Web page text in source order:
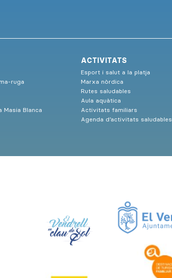
ruga
Masia Blanca
ACTIVITATS
Esport i salut a la platja
Marxa nòrdica
Rutes saludables
Aula aquàtica
Activitats familiars
Agenda d’activitats saludables